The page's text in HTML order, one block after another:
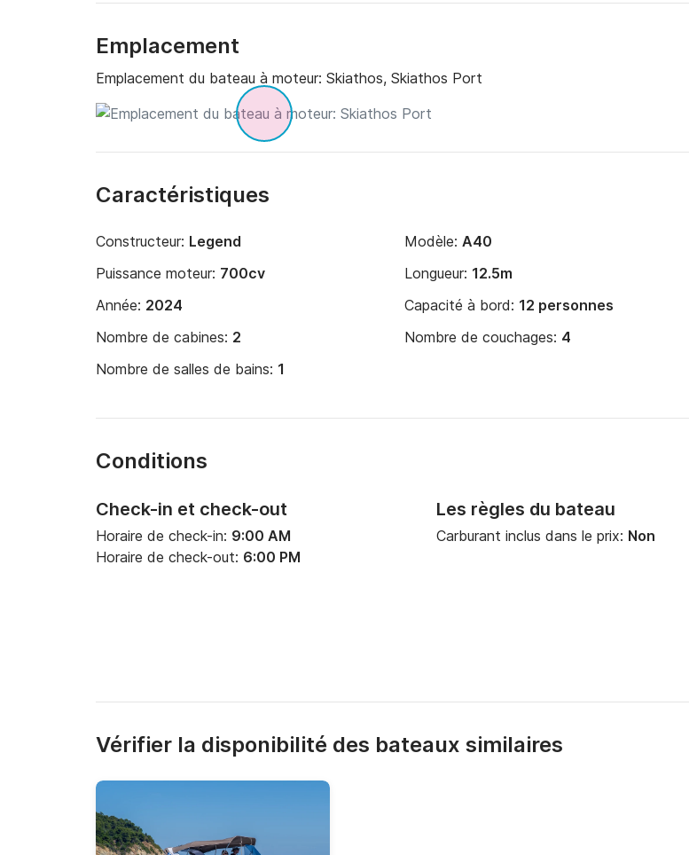
Emplacement
Emplacement du bateau à moteur: Skiathos, Skiathos Port
Caractéristiques
Constructeur: Legend Modèle: A40
Puissance moteur: 700cv Longueur: 12.5m
Année: 2024 Capacité à bord: 12 personnes
Nombre de cabines: 2 Nombre de couchages: 4
Nombre de salles de bains: 1
Conditions
Check-in et check-out
Horaire de check-in: 9:00 AM
Horaire de check-out: 6:00 PM
Les règles du bateau
Carburant inclus dans le prix: Non
Vérifier la disponibilité des bateaux similaires